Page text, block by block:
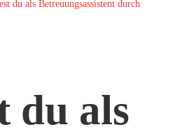
du als Betreuungsassistent durch
du als